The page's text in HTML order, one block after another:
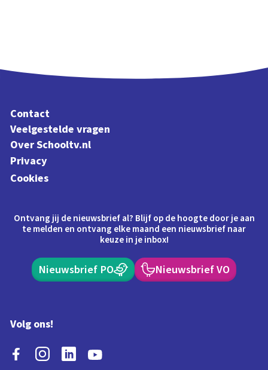
Contact
Veelgestelde vragen
Over Schooltv.nl
Privacy
Cookies
Ontvang jij de nieuwsbrief al? Blijf op de hoogte door je aan
te melden en ontvang elke maand een nieuwsbrief naar
keuze in je inbox!
Nieuwsbrief PO Nieuwsbrief VO
Volg ons!